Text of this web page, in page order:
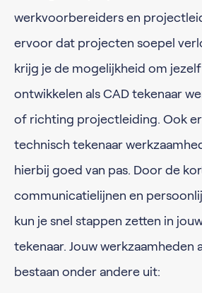
werkvoorbereiders en
ervoor dat projecten soepel
krijg je de mogelijkheid om
ontwikkelen als CAD tekenaar
of richting projectleiding. Ook
technisch tekenaar
hierbij goed van pas. Door de
communicatielijnen en
kun je snel stappen zetten in
tekenaar. Jouw werkzaamheden
bestaan onder andere uit: